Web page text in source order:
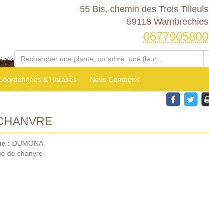
55 Bis, chemin des Trois Tilleuls
59118 Wambrechies
0677905800
& Horaires Nous Contacter
: DUMONA
de chanvre